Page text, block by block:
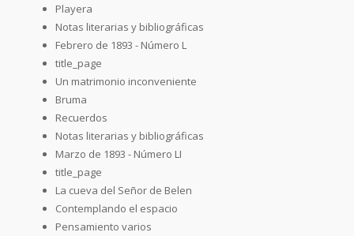
Playera
Notas literarias y bibliográficas
Febrero de 1893 - Número L
title_page
Un matrimonio inconveniente
Bruma
Recuerdos
Notas literarias y bibliográficas
Marzo de 1893 - Número LI
title_page
La cueva del Señor de Belen
Contemplando el espacio
Pensamiento varios